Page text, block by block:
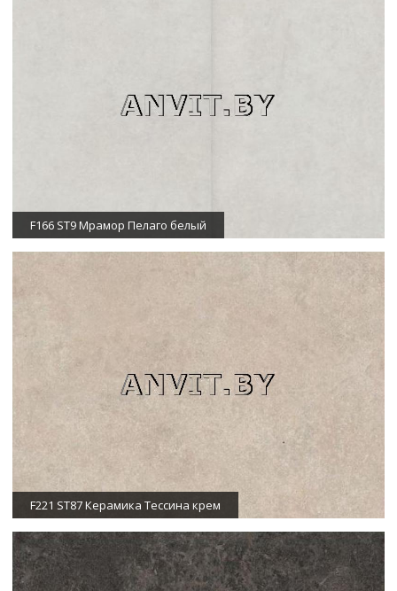
F166 ST9 Мрамор Пелаго белый
F221 ST87 Керамика Тессина крем